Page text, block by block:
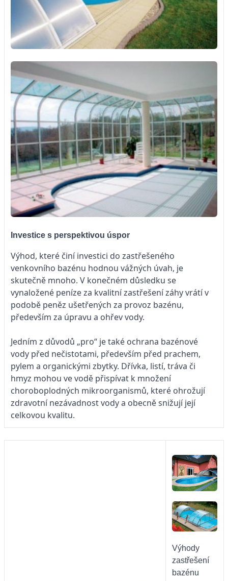
Investice s perspektivou úspor
Výhod, které činí investici do zastřešeného
venkovního bazénu hodnou vážných úvah, je
skutečně mnoho. V konečném důsledku se
vynaložené peníze za kvalitní zastřešení záhy vrátí v
podobě peněz ušetřených za provoz bazénu,
především za úpravu a ohřev vody.
Jedním z důvodů „pro“ je také ochrana bazénové
vody před nečistotami, především před prachem,
pylem a organickými zbytky. Dřívka, listí, tráva či
hmyz mohou ve vodě přispívat k množení
choroboplodných mikroorganismů, které ohrožují
zdravotní nezávadnost vody a obecně snižují její
celkovou kvalitu.
Výhody
zastřešení
bazénu